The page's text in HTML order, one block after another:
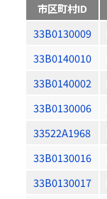
市区町村ID
33B0130009
33B0140010
33B0140002
33B0130006
33522A1968
33B0130016
33B0130017